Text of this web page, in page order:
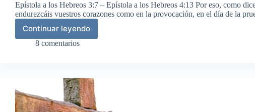
Epístola a los Hebreos 3:7 – Epístola a los Hebreos 4:13 Por eso, como
endurezcáis vuestros corazones como en la provocación, en el día de la
Continuar leyendo
El
reposo
Dios
8 comentarios